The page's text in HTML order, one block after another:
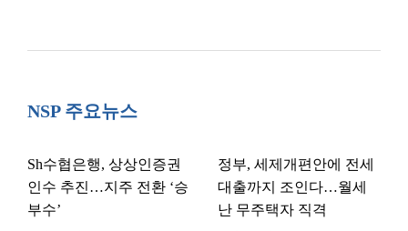
NSP 주요뉴스
Sh수협은행, 상상인증권
인수 추진…지주 전환 ‘승
부수’
정부, 세제개편안에 전세
대출까지 조인다…월세
난 무주택자 직격